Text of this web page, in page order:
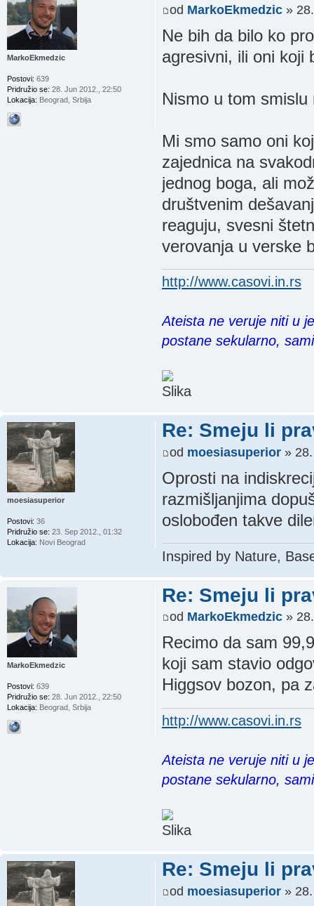
od MarkoEkmedzic»
Ne bih da bilo ko
agresivni, ili oni koji
Nismo u tom smislu
Mi smo samo oni
zajednica na
jednog boga, ali
društvenim
reaguju, svesni
verovanja u verske
http://www.casovi.in.rs
Ateista ne veruje niti u
postane sekularno,
MarkoEkmedzic
Postovi: 639
Pridružio se: 28. Jun 2012., 22:50
Lokacija: Beograd, Srbija
Re: Smeju li
od moesiasuperior» 28.
Oprosti na
razmišljanjima
oslobođen takve
Inspired by Nature,
moesiasuperior
Postovi: 36
Pridružio se: 23. Sep 2012., 01:32
Lokacija: Novi Beograd
Re: Smeju li
od MarkoEkmedzic»
Recimo da sam
koji sam stavio
Higgsov bozon, pa
http://www.casovi.in.rs
Ateista ne veruje niti u
postane sekularno,
MarkoEkmedzic
Postovi: 639
Pridružio se: 28. Jun 2012., 22:50
Lokacija: Beograd, Srbija
Re: Smeju li
od moesiasuperior» 28.